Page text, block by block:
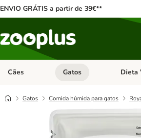
ENVIO GRÁTIS a partir de 39€**
Cães Abrir menu de categoria:
Gatos Abrir
Dieta
Gatos Comida húmida para gatos